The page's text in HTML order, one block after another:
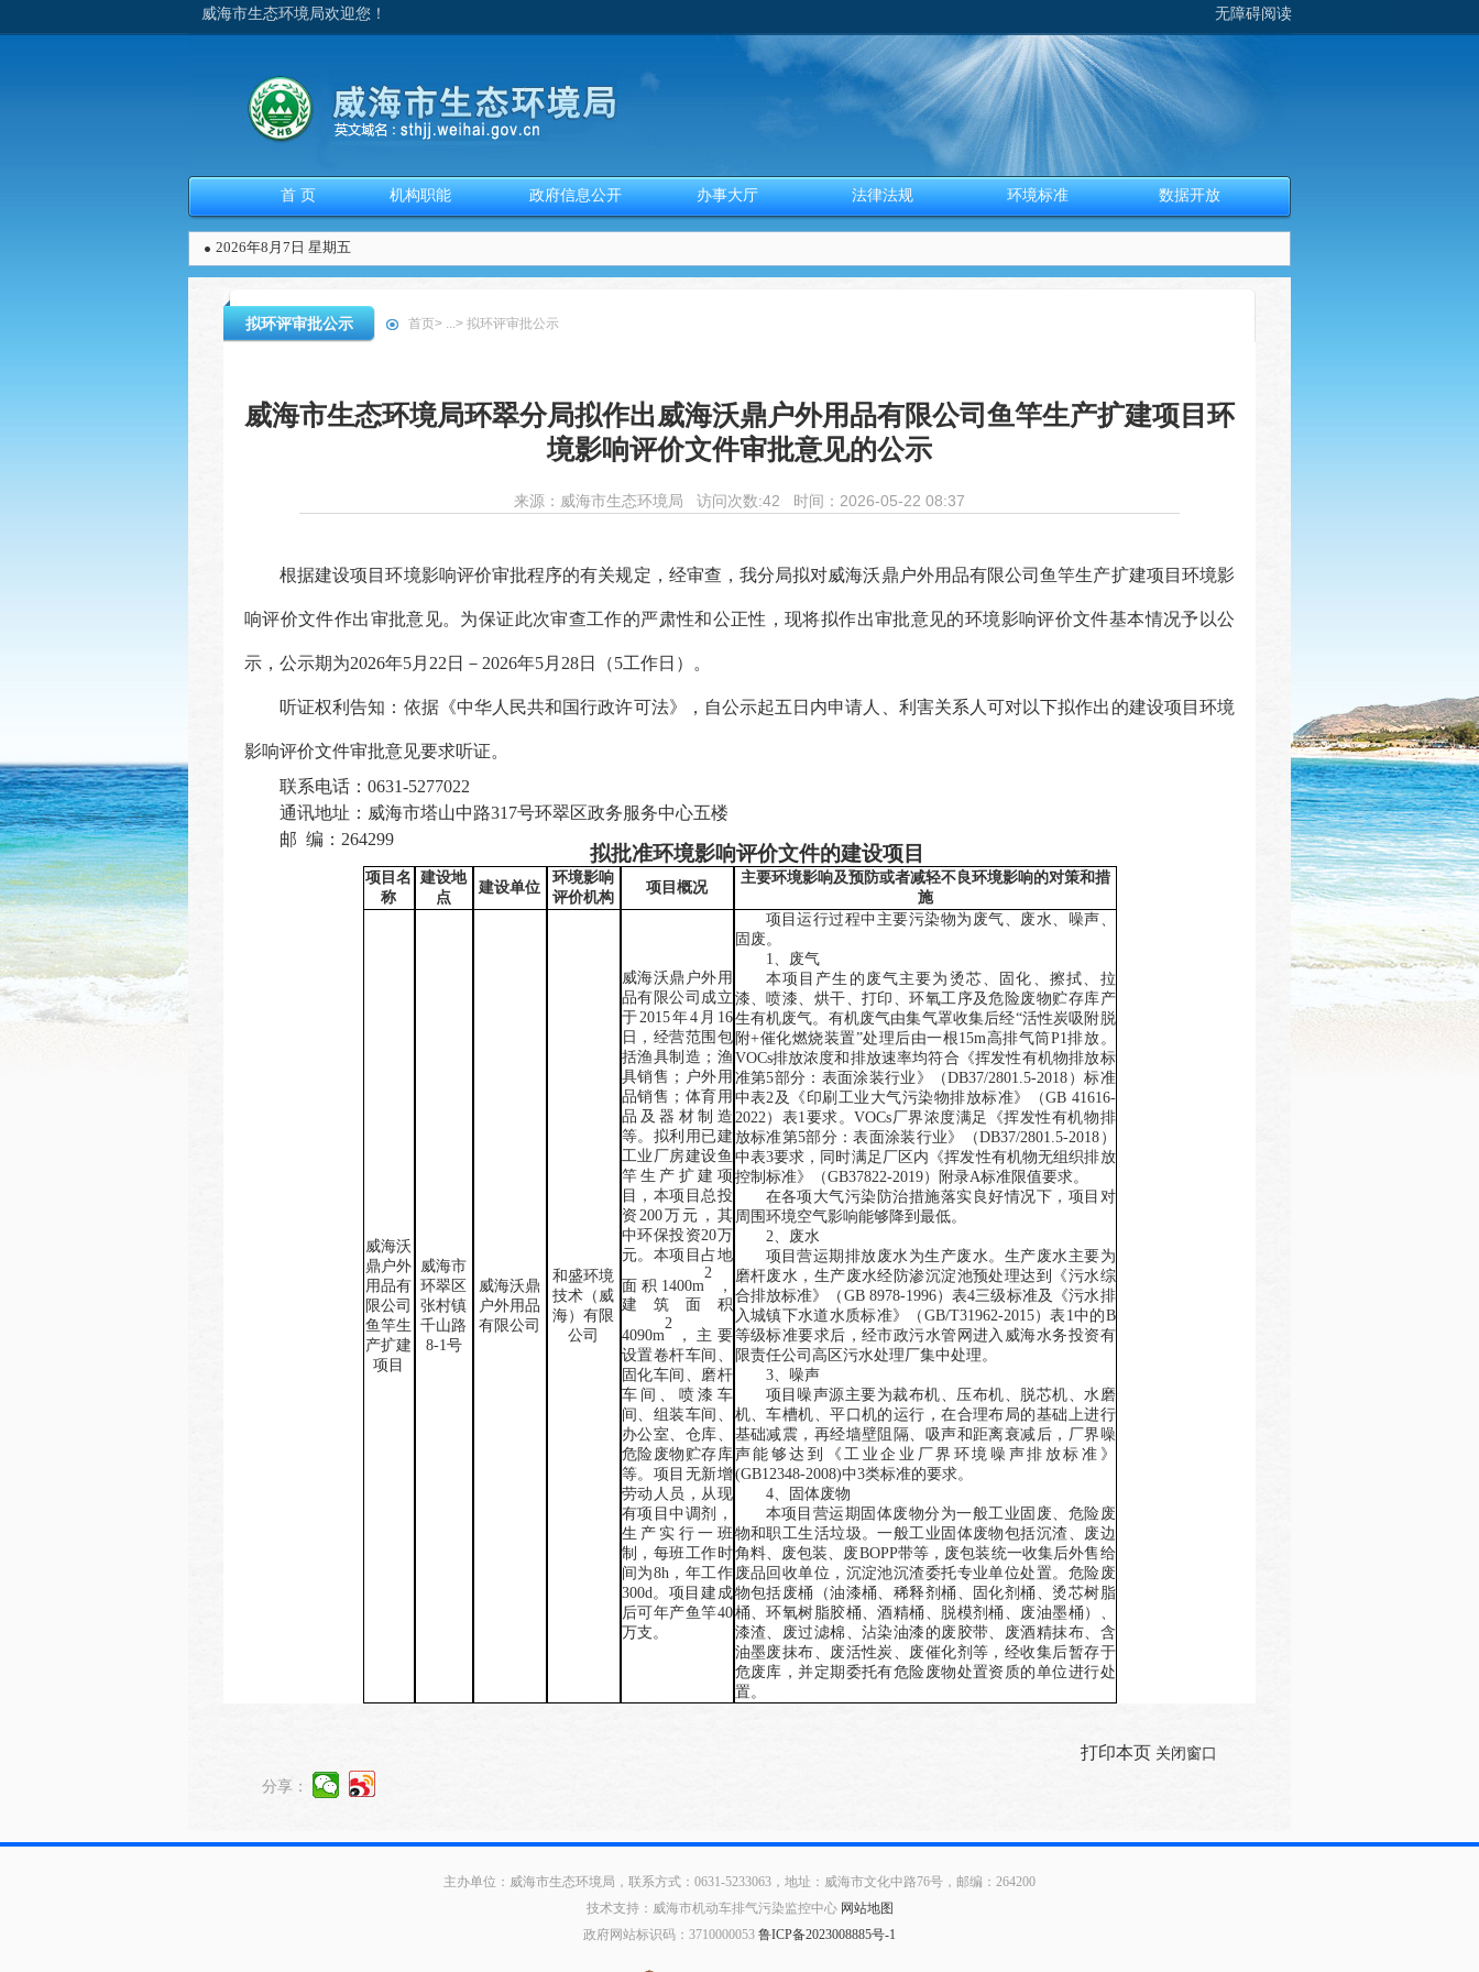
威海市生态环境局欢迎您！ 无障碍阅读
首 页 机构职能 政府信息公开 办事大厅 法律法规 环境标准 数据开放
2026年8月7日 星期五
拟环评审批公示 首页> ...> 拟环评审批公示
威海市生态环境局环翠分局拟作出威海沃鼎户外用品有限公司鱼竿生产扩建项目环
境影响评价文件审批意见的公示
来源： 威海市生态环境局 访问次数:42 时间：2026-05-22 08:37
根据建设项目环境影响评价审批程序的有关规定，经审查，我分局拟对威海沃鼎户外用品有限公司鱼竿生产扩建项目 环境影
响评价文件作出审批意见。为保证此次审查工作的严肃性和公正性，现将拟作出审批意见的环境影响评价文件基本情况予以公
示，公示期为2026年5月22 日－ 2026年5月28日（5工作日）。
听证权利告知：依据《中华人民共和国行政许可法》，自公示起五日内申请人、利害关系人可对以下拟作出的建设项目环境
影响评价文件审批意见要求听证。
联系电话： 0631-5277022
通讯地址： 威海市塔山中路317号环翠区政务服务中心五楼
邮 编： 264299
拟批准环境影响评价文件的建设项目
项目名
称
建设地
点
建设单位
环境影响
评价机构
项目概况
主要环境影响及预防或者减轻不良环境影响的对策和措
施
威海沃
鼎户外
用品有
限公司
鱼竿生
产扩建
项目
威海市
环翠区
张村镇
千山路
8-1号
威海沃鼎
户外用品
有限公司
和盛环境
技术（威
海）有限
公司
威海沃鼎户外用
品有限公司 成立
于 2015年4月 16
日，经营范围包
括渔具制造；渔
具销售；户外用
品销售；体育用
品及器材制造
等。 拟利用已建
工业厂房建设鱼
竿生产扩建项
目，本项目总投
资200万元，其
中环保投资20万
元。本项目占地
面积1400m
2
，
建筑面积
4090m
2
，主要
设置卷杆车间、
固化车间、磨杆
车间、喷漆车
间、组装车间、
办公室、仓库、
危险废物贮存库
等。项目无新增
劳动人员，从现
有项目中调剂，
生产实行一班
制 ，每班工作时
间为8h ，年工作
300d 。项目建成
后可年产鱼竿40
万支 。
项目运行过程中主要污染物为废气、废水、噪声、
固废。
1 、废气
本项目产生的废气主要为烫芯、固化、擦拭、拉
漆、喷漆、烘干、打印、环氧工序及危险废物贮存库产
生有机废气。有机废气由集气罩收集后经“活性炭吸附脱
附+催化燃烧装置”处理后由一根15m高排气筒P1排放。
VOCs排放浓度和排放速率均符合《挥发性有机物排放标
准第5部分：表面涂装行业》（DB37/2801.5-2018 ）标准
中表2 及《印刷工业大气污染物排放标准》（GB 41616-
2022 ）表1 要求。VOCs厂界浓度满足《挥发性有机物排
放标准第5部分：表面涂装行业》（DB37/2801.5-2018 ）
中表3要求，同时满足厂区内《挥发性有机物无组织排放
控制标准》（GB37822-2019）附录A标准限值要求。
在各项大气污染防治措施落实良好情况下，项目对
周围环境空气影响能够降到最低。
2 、废水
项目营运期排放废水为生产废水。生产废水主要为
磨杆废水，生产废水经防渗沉淀池预处理达到《污水综
合排放标准》（ GB 8978-1996）表4三级标准及《污水排
入城镇下水道水质标准》（ GB/T31962-2015）表 1中的B
等级标准要求后，经市政污水管网进入威海水务投资有
限责任公司高区污水处理厂集中处理 。
3、噪声
项目噪声源主要为裁布机、压布机、脱芯机、水磨
机、车槽机、平口机的运行，在合理布局的基础上进行
基础减震，再经墙壁阻隔、吸声和距离衰减后，厂界噪
声能够达到《工业企业厂界环境噪声排放标准》
(GB12348-2008)中3类标准的要求。
4、固体废物
本项目营运期固体废物分为一般工业固废、危险废
物和职工生活垃圾。一般工业固体废物包括沉渣、废边
角料、废包装、废BOPP带等， 废包装统一收集后外售给
废品回收单位，沉淀池沉渣委托专业单位处置。危险废
物包括废桶（油漆桶、稀释剂桶、固化剂桶、烫芯树脂
桶、环氧树脂胶桶、酒精桶、脱模剂桶、废油墨桶）、
漆渣、废过滤棉、沾染油漆的废胶带、废酒精抹布、含
油墨废抹布、废活性炭、废催化剂等，经收集后暂存于
危废库，并定期委托有危险废物处置资质的单位进行处
置。
打印本页 关闭窗口
分享：
主办单位：威海市生态环境局，联系方式：0631-5233063，地址：威海市文化中路76号，邮编：264200
技术支持：威海市机动车排气污染监控中心 网站地图
政府网站标识码：3710000053 鲁ICP备2023008885号-1